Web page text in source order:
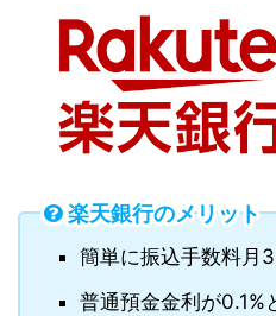
楽天銀行のメリット
簡単に振込手数料月
普通預金金利が0.1%